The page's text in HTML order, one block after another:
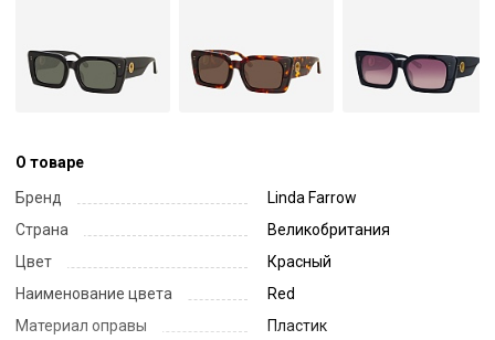
О товаре
Бренд
Linda Farrow
Страна
Великобритания
Цвет
Красный
Наименование цвета
Red
Материал оправы
Пластик